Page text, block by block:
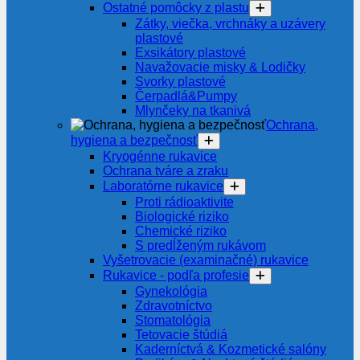
Ostatné pomôcky z plastu
Zátky, viečka, vrchnáky a uzávery
plastové
Exsikátory plastové
Navažovacie misky & Lodičky
Svorky plastové
Čerpadlá&Pumpy
Mlynčeky na tkanivá
Ochrana,
hygiena a bezpečnosť
Kryogénne rukavice
Ochrana tváre a zraku
Laboratórne rukavice
Proti rádioaktivite
Biologické riziko
Chemické riziko
S predĺženým rukávom
Vyšetrovacie (examinačné) rukavice
Rukavice - podľa profesie
Gynekológia
Zdravotníctvo
Stomatológia
Tetovacie štúdiá
Kaderníctvá & Kozmetické salóny